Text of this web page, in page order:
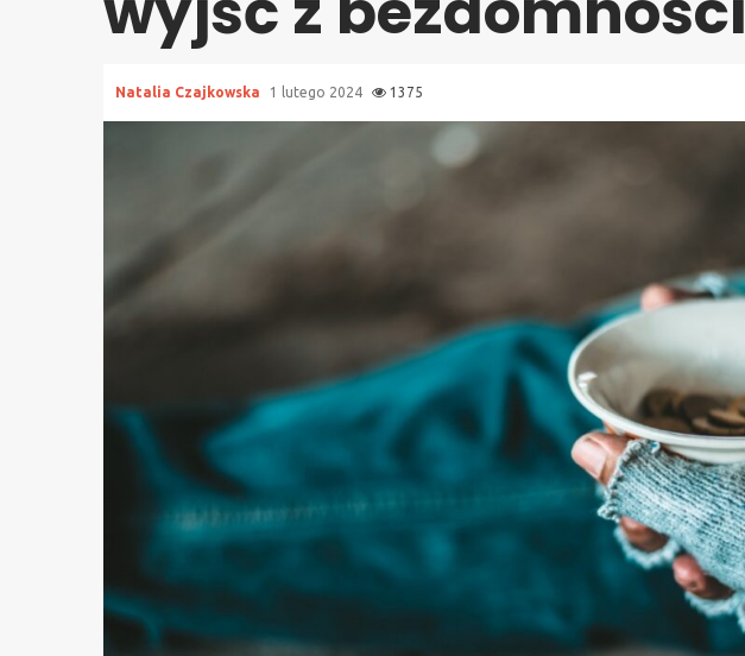
Natalia Czajkowska 1 lutego 2024 1375